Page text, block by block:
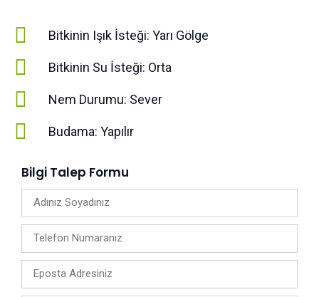
Bitkinin Işık İsteği: Yarı Gölge
Bitkinin Su İsteği: Orta
Nem Durumu: Sever
Budama: Yapılır
Bilgi Talep Formu